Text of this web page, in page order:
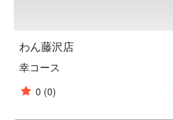
わん藤沢店
幸コース
0 (0)